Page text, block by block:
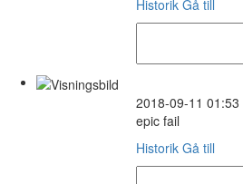
Historik Gå till
2018-09-11 01:53
epic fail
Historik Gå till